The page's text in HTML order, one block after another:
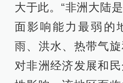
大于此。“非洲大陆
面影响能力最弱的
雨、洪水、热带气
对非洲经济发展和